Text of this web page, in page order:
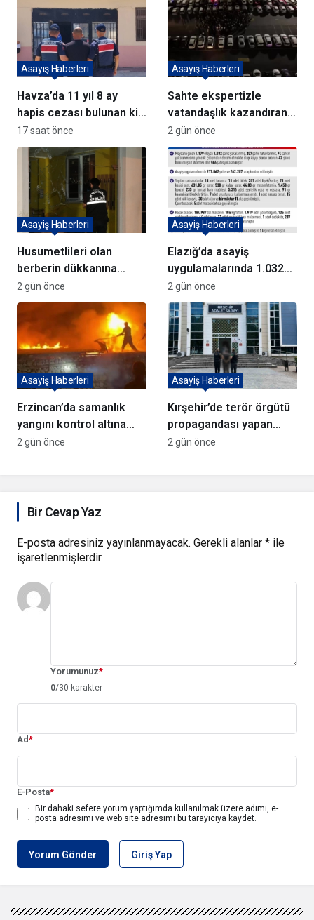
Havza’da 11 yıl 8 ay
hapis cezası bulunan kişi
yakalandı
Asayiş Haberleri
17 saat önce
Sahte ekspertizle
vatandaşlık kazandıran
72 şüpheli adliyeye sevk
edildi
Asayiş Haberleri
2 gün önce
Husumetlileri olan
berberin dükkanına
kurşun yağdırıp kaçtılar
Asayiş Haberleri
2 gün önce
Elazığ’da asayiş
uygulamalarında 1.032
kişi yakalandı
Asayiş Haberleri
2 gün önce
Erzincan’da samanlık
yangını kontrol altına
alındı
Asayiş Haberleri
2 gün önce
Kırşehir’de terör örgütü
propagandası yapan
şüpheli yakalandı
Asayiş Haberleri
2 gün önce
Bir Cevap Yaz
E-posta adresiniz yayınlanmayacak. Gerekli alanlar * ile
işaretlenmişlerdir
Yorumunuz*
0/30 karakter
Ad*
E-Posta*
Bir dahaki sefere yorum yaptığımda kullanılmak üzere adımı, e-
posta adresimi ve web site adresimi bu tarayıcıya kaydet.
Yorum Gönder Giriş Yap